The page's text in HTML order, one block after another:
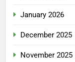
January 2026
December 2025
November 2025